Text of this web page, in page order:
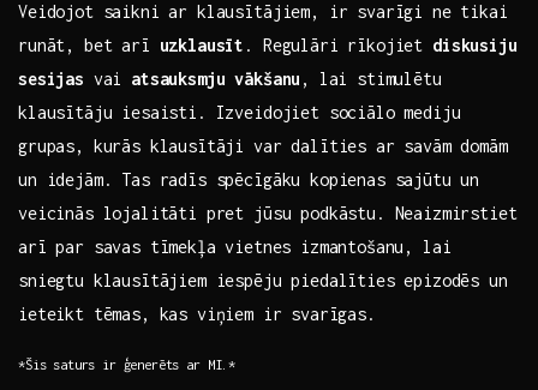
Veidojot saikni ar‌ klausītājiem, ir svarīgi ne⁣ tikai
runāt, bet arī uzklausīt . Regulāri rīkojiet diskusiju
sesijas vai atsauksmju vākšanu ,⁤ lai stimulētu ​
klausītāju iesaisti. Izveidojiet sociālo mediju
grupas, kurās klausītāji var dalīties ar savām domām
un idejām. Tas radīs spēcīgāku kopienas sajūtu un
veicinās‌ lojalitāti pret jūsu podkāstu. Neaizmirstiet
arī par savas tīmekļa ⁣vietnes izmantošanu, lai
sniegtu klausītājiem ‌iespēju piedalīties epizodēs un
ieteikt tēmas, kas viņiem ir⁣ svarīgas.
*Šis saturs ir‍ ģenerēts ar MI.*